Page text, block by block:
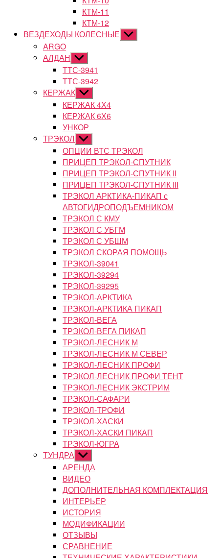
КТМ-11
КТМ-12
ВЕЗДЕХОДЫ КОЛЕСНЫЕ Показывать
подменю
ARGO
АЛДАН Показывать
подменю
ТТС-3941
ТТС-3942
КЕРЖАК Показывать
подменю
КЕРЖАК 4Х4
КЕРЖАК 6Х6
УНКОР
ТРЭКОЛ Показывать
подменю
ОПЦИИ ВТС ТРЭКОЛ
ПРИЦЕП ТРЭКОЛ-СПУТНИК
ПРИЦЕП ТРЭКОЛ-СПУТНИК II
ПРИЦЕП ТРЭКОЛ-СПУТНИК III
ТРЭКОЛ АРКТИКА-ПИКАП с
АВТОГИДРОПОДЪЕМНИКОМ
ТРЭКОЛ С КМУ
ТРЭКОЛ С УБГМ
ТРЭКОЛ С УБШМ
ТРЭКОЛ СКОРАЯ ПОМОЩЬ
ТРЭКОЛ-39041
ТРЭКОЛ-39294
ТРЭКОЛ-39295
ТРЭКОЛ-АРКТИКА
ТРЭКОЛ-АРКТИКА ПИКАП
ТРЭКОЛ-ВЕГА
ТРЭКОЛ-ВЕГА ПИКАП
ТРЭКОЛ-ЛЕСНИК М
ТРЭКОЛ-ЛЕСНИК М СЕВЕР
ТРЭКОЛ-ЛЕСНИК ПРОФИ
ТРЭКОЛ-ЛЕСНИК ПРОФИ ТЕНТ
ТРЭКОЛ-ЛЕСНИК ЭКСТРИМ
ТРЭКОЛ-САФАРИ
ТРЭКОЛ-ТРОФИ
ТРЭКОЛ-ХАСКИ
ТРЭКОЛ-ХАСКИ ПИКАП
ТРЭКОЛ-ЮГРА
ТУНДРА Показывать
подменю
АРЕНДА
ВИДЕО
ДОПОЛНИТЕЛЬНАЯ КОМПЛЕКТАЦИЯ
ИНТЕРЬЕР
ИСТОРИЯ
МОДИФИКАЦИИ
ОТЗЫВЫ
СРАВНЕНИЕ